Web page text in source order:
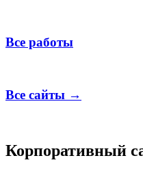
Все работы
Все сайты →
Корпоративный